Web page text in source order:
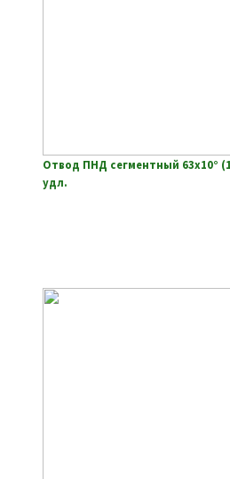
Отвод ПНД сегментный 63х10°
удл.